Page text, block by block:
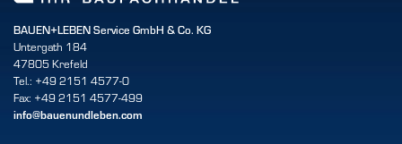
BAUEN+LEBEN Service GmbH & Co. KG
Untergath 184
47805 Krefeld
Tel.: +49 2151 4577-0
Fax: +49 2151 4577-499
info@bauenundleben.com